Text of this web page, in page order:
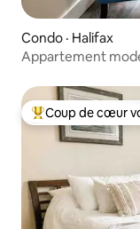
Condo · Halifax
Appartement
Coup de cœur
Coup de cœur